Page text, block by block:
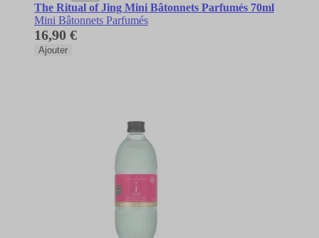
The Ritual of Jing Mini Bâtonnets Parfumés 70ml
Mini Bâtonnets Parfumés
16,90 €
Ajouter